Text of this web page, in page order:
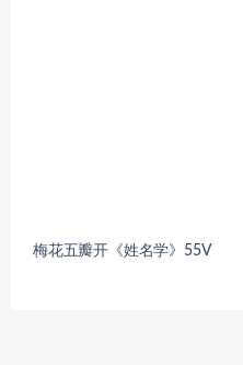
梅花五瓣开《姓名学》55V